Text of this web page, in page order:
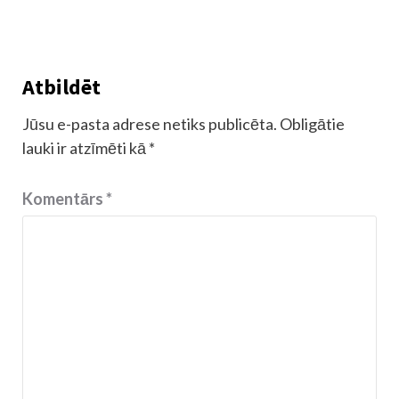
Atbildēt
Jūsu e-pasta adrese netiks publicēta. Obligātie
lauki ir atzīmēti kā *
Komentārs*